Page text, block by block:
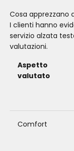
Cosa apprezzano
I clienti hanno
servizio alzata
valutazioni.
Aspetto
valutato
Comfort